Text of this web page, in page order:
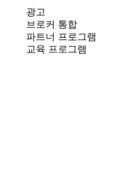
광고
브로커 통합
파트너 프로그램
교육 프로그램